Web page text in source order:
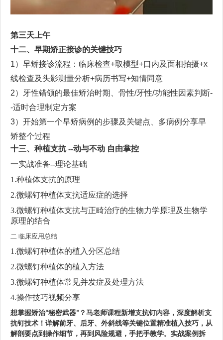
第三天上午
十二、早期矫正接诊的关键技巧
1）早矫接诊流程：临床检查+取模型+口内及面相拍摄+x
线检查及头影测量分析+病历书写+知情同意
2）牙性错颌的最佳矫治时期 骨性/牙性/功能性因素判断-
-适时合理制定方案
3）开始第一个早矫病例的步骤及关键点、多病例分享早
矫整个过程
十三、种植支抗 --动与不动 自由掌控
一实战准备--理论基础
1.种植体支抗的原理
2.微螺钉种植体支抗适应症的选择
3.微螺钉种植体支抗与正畸治疗的生物力学原理及生物学
原理的结合
二 临床应用总结
1.微螺钉种植体的植入分区总结
2.微螺钉种植体的植入方法
3.微螺钉种植体常见并发症及处理方法
4.操作技巧视频分享
想掌握矫治“秘密武器” ？马老师课程新增支抗钉内容，深度解析支
抗钉技术！详解前牙、后牙、外斜线等关键位置精准植入技巧，从
解剖要点到操作细节，再到风险规避，手把手教学。实战案例拆